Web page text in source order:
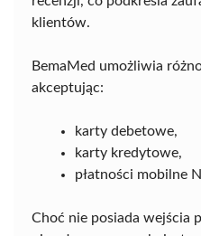
klientów.
BemaMed umożliwia
akceptując:
karty debetowe,
karty kredytowe,
płatności mobilne
Choć nie posiada wejścia